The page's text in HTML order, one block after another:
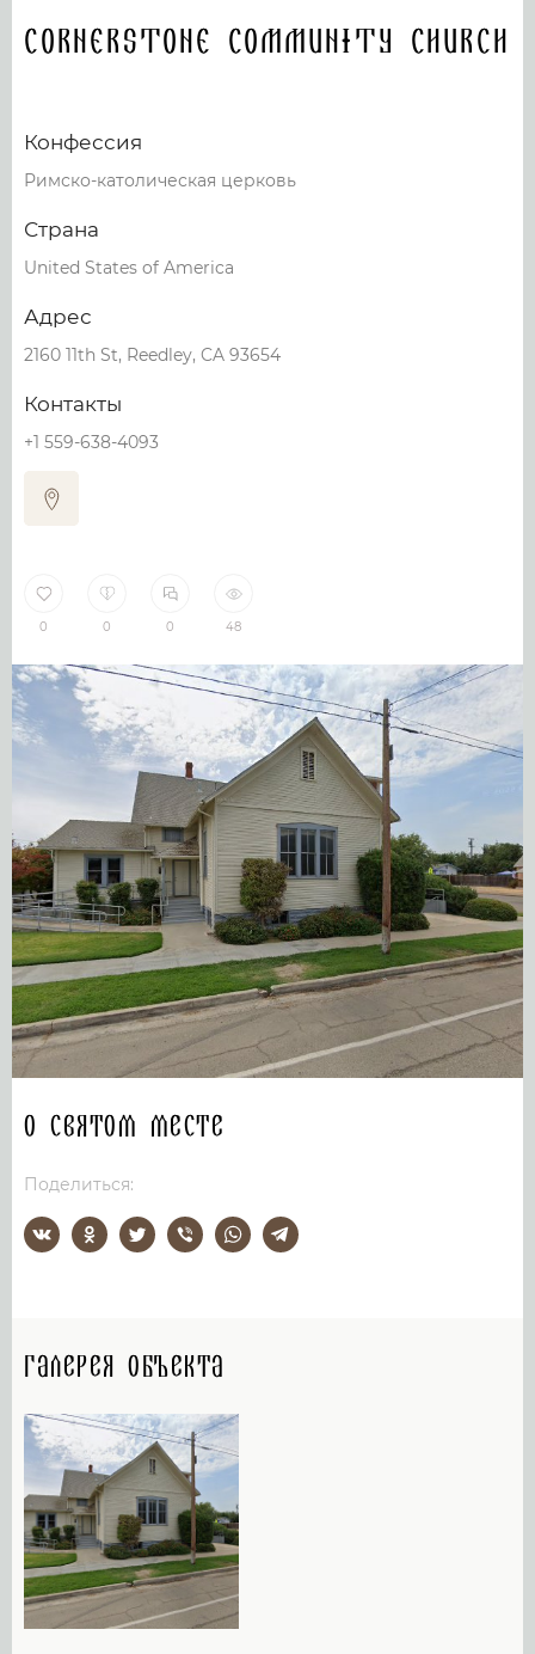
Cornerstone Community Church
Конфессия
Римско-католическая церковь
Страна
United States of America
Адрес
2160 11th St, Reedley, CA 93654
Контакты
+1 559-638-4093
0 0 0 48
О святом месте
Поделиться:
Галерея объекта